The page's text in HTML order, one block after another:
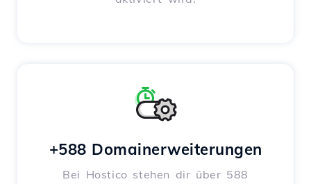
+588 Domainerweiterungen
Bei Hostico stehen dir über 588